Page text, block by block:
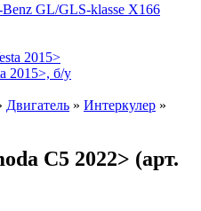
GL/GLS-klasse X166
2015>, б/у
Двигатель » Интеркулер »
C5 2022> (арт.